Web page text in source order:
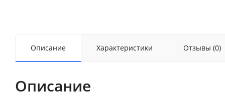
Описание Характеристики Отзывы (0)
Описание